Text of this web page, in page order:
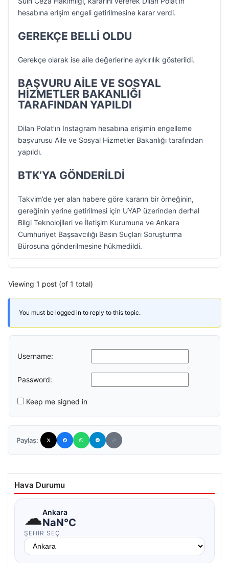
hesabına erişim engeli getirilmesine karar verdi.
GEREKÇE BELLİ OLDU
Gerekçe olarak ise aile değerlerine aykırılık gösterildi.
BAŞVURU AİLE VE SOSYAL
HİZMETLER BAKANLIĞI
TARAFINDAN YAPILDI
Dilan Polat’ın Instagram hesabına erişimin engelleme
başvurusu Aile ve Sosyal Hizmetler Bakanlığı tarafından
yapıldı.
BTK’YA GÖNDERİLDİ
Takvim’de yer alan habere göre kararın bir örneğinin,
gereğinin yerine getirilmesi için UYAP üzerinden derhal
Bilgi Teknolojileri ve İletişim Kurumuna ve Ankara
Cumhuriyet Başsavcılığı Basın Suçları Soruşturma
Bürosuna gönderilmesine hükmedildi.
Viewing 1 post (of 1 total)
You must be logged in to reply to this topic.
Username:
Password:
Keep me signed in
Paylaş:
Hava Durumu
☁Ankara
NaN°C
ŞEHIR SEÇ